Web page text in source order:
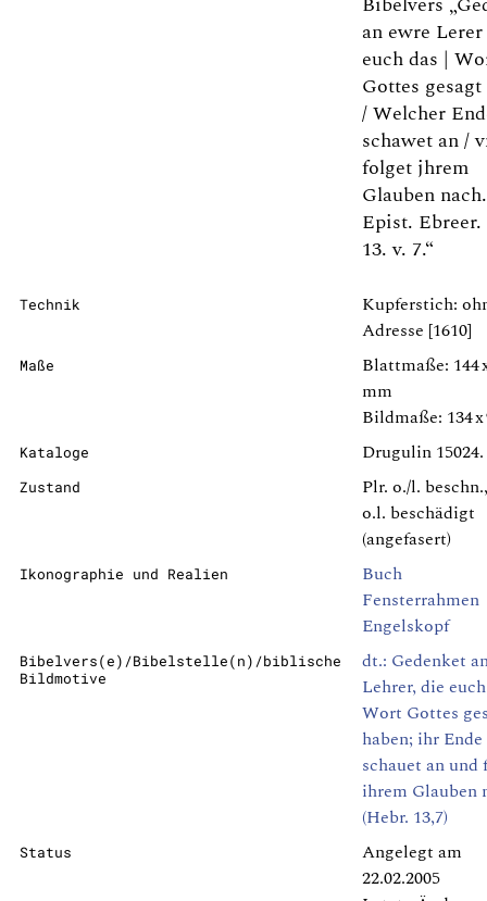
an ewre
euch das |
Gottes
/ Welcher
schawet an /
folget jhrem
Glauben
Epist. Ebreer.
13. v. 7.“
Technik
Kupferstich:
Adresse [1610]
Maße
Blattmaße: 144
mm
Bildmaße: 134
Kataloge Drugulin 15024.
Zustand
Plr. o./l.
o.l. beschädigt
(angefasert)
Ikonographie und Realien
Buch
Fensterrahmen
Engelskopf
Bibelvers(e)/Bibelstelle(n)/biblische
Bildmotive
dt.: Gedenket
Lehrer, die
Wort Gottes
haben; ihr Ende
schauet an und
ihrem Glauben
(Hebr. 13,7)
Status
Angelegt am
22.02.2005